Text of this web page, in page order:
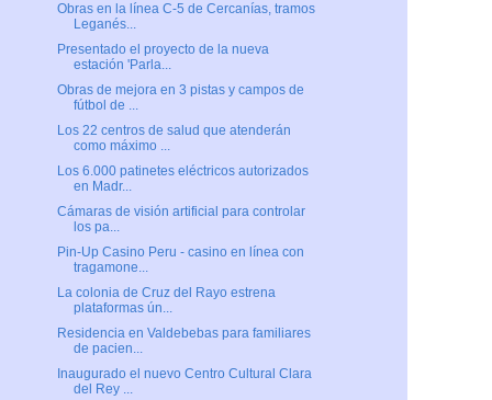
Obras en la línea C-5 de Cercanías, tramos
Leganés...
Presentado el proyecto de la nueva
estación 'Parla...
Obras de mejora en 3 pistas y campos de
fútbol de ...
Los 22 centros de salud que atenderán
como máximo ...
Los 6.000 patinetes eléctricos autorizados
en Madr...
Cámaras de visión artificial para controlar
los pa...
Pin-Up Casino Peru - casino en línea con
tragamone...
La colonia de Cruz del Rayo estrena
plataformas ún...
Residencia en Valdebebas para familiares
de pacien...
Inaugurado el nuevo Centro Cultural Clara
del Rey ...